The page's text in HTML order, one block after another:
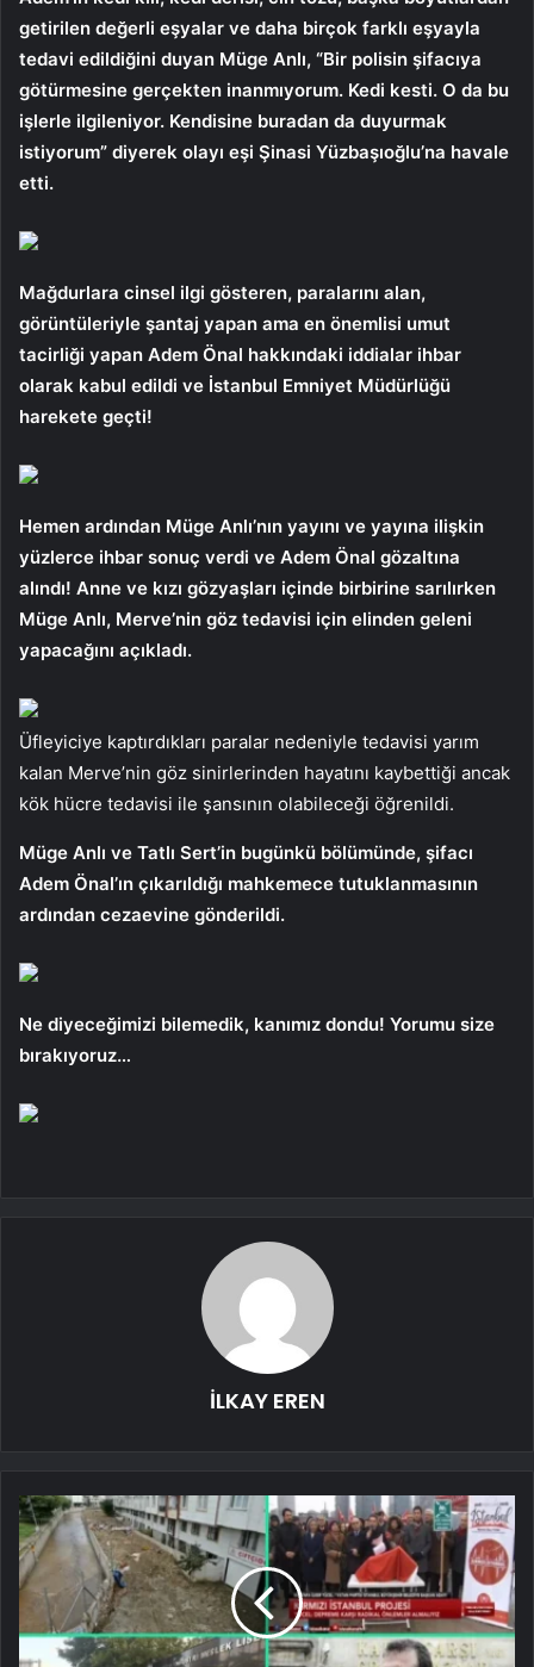
getirilen değerli eşyalar ve daha birçok farklı eşyayla
tedavi edildiğini duyan Müge Anlı, “Bir polisin şifacıya
götürmesine gerçekten inanmıyorum. Kedi kesti. O da bu
işlerle ilgileniyor. Kendisine buradan da duyurmak
istiyorum” diyerek olayı eşi Şinasi Yüzbaşıoğlu’na havale
etti.
Mağdurlara cinsel ilgi gösteren, paralarını alan,
görüntüleriyle şantaj yapan ama en önemlisi umut
tacirliği yapan Adem Önal hakkındaki iddialar ihbar
olarak kabul edildi ve İstanbul Emniyet Müdürlüğü
harekete geçti!
Hemen ardından Müge Anlı’nın yayını ve yayına ilişkin
yüzlerce ihbar sonuç verdi ve Adem Önal gözaltına
alındı! Anne ve kızı gözyaşları içinde birbirine sarılırken
Müge Anlı, Merve’nin göz tedavisi için elinden geleni
yapacağını açıkladı.
Üfleyiciye kaptırdıkları paralar nedeniyle tedavisi yarım
kalan Merve’nin göz sinirlerinden hayatını kaybettiği ancak
kök hücre tedavisi ile şansının olabileceği öğrenildi.
Müge Anlı ve Tatlı Sert’in bugünkü bölümünde, şifacı
Adem Önal’ın çıkarıldığı mahkemece tutuklanmasının
ardından cezaevine gönderildi.
Ne diyeceğimizi bilemedik, kanımız dondu! Yorumu size
bırakıyoruz…
İLKAY EREN